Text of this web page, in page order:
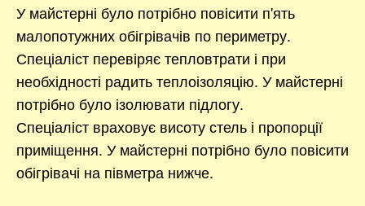
У майстерні було потрібно повісити п'ять
малопотужних обігрівачів по периметру.
Спеціаліст перевіряє тепловтрати і при
необхідності радить теплоізоляцію. У майстерні
потрібно було ізолювати підлогу.
Спеціаліст враховує висоту стель і пропорції
приміщення. У майстерні потрібно було повісити
обігрівачі на півметра нижче.